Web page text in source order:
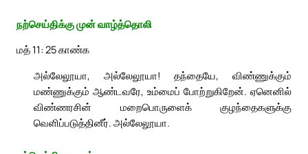
நற்செய்திக்கு முன் வாழ்த்தொலி
மத் 11: 25 காண்க
அல்லேலூயா, அல்லேலூயா! தந்தையே, விண்ணுக்கும்
மண்ணுக்கும் ஆண்டவரே, உம்மைப் போற்றுகிறேன். ஏனெனில்
விண்ணரசின் மறைபொருளைக் குழந்தைகளுக்கு
வெளிப்படுத்தினீர். அல்லேலூயா.